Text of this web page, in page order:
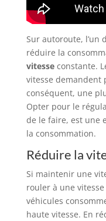
Sur autoroute, l’un
réduire la
vitesseconstante.
vitesse demandent
conséquent, une
Opter pour le
de le faire, est une
la consommation.
Réduire la
Si maintenir une
rouler à une
véhicules
haute vitesse. En